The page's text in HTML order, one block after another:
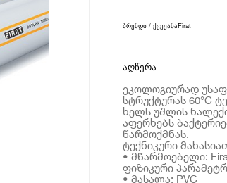
ბრენდი / ქვეყანაFirat
აღწერა
ეკოლოგიურად
სტრუქტურას 60°C
ხელს უშლის
აფერხებს
წარმოქმნას.
ტექნიკური
• მწარმოებელი:
ფიზიკური
• მასალა: PVC